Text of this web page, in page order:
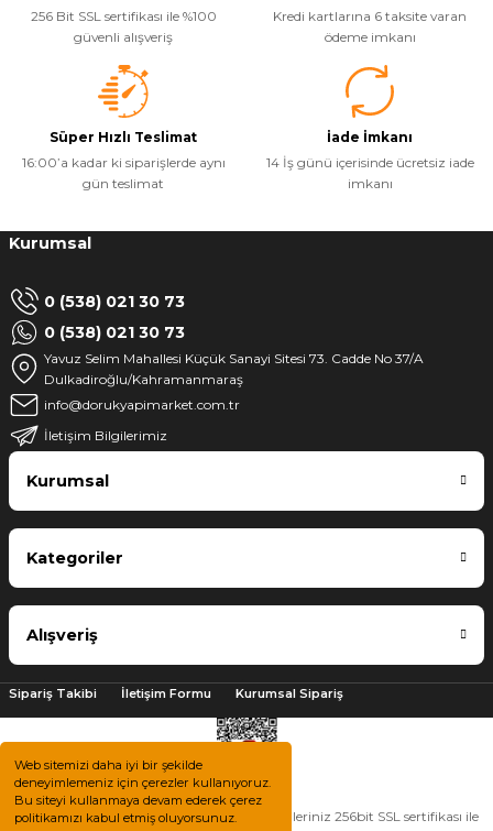
Web sitemizi daha iyi bir şekilde
deneyimlemeniz için çerezler kullanıyoruz.
Bu siteyi kullanmaya devam ederek çerez
politikamızı kabul etmiş oluyorsunuz.
256 Bit SSL sertifikası ile %100
güvenli alışveriş
Kredi kartlarına 6 taksite varan
ödeme imkanı
Süper Hızlı Teslimat
16:00’a kadar ki siparişlerde aynı
gün teslimat
İade İmkanı
14 İş günü içerisinde ücretsiz iade
imkanı
Kurumsal
0 (538) 021 30 73
0 (538) 021 30 73
Yavuz Selim Mahallesi Küçük Sanayi Sitesi 73. Cadde No 37/A
Dulkadiroğlu/Kahramanmaraş
info@dorukyapimarket.com.tr
İletişim Bilgilerimiz
Kurumsal
Kategoriler
Alışveriş
Sipariş Takibi İletişim Formu Kurumsal Sipariş
2025 © Tüm hakları saklıdır. Kredi kartı bilgileriniz 256bit SSL sertifikası ile